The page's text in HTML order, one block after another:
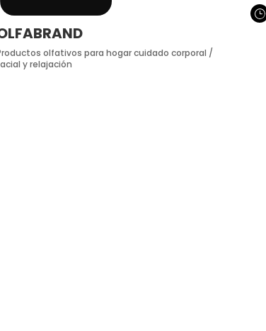
olfativos para hogar cuidado corporal /
y relajación
}